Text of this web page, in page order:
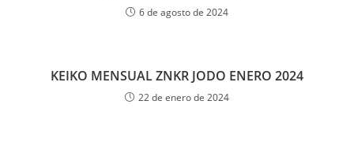
6 de agosto de 2024
KEIKO MENSUAL ZNKR JODO ENERO 2024
22 de enero de 2024